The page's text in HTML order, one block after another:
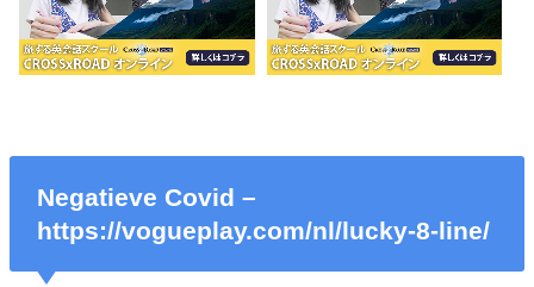
Negatieve Covid –
https://vogueplay.com/nl/lucky-8-line/